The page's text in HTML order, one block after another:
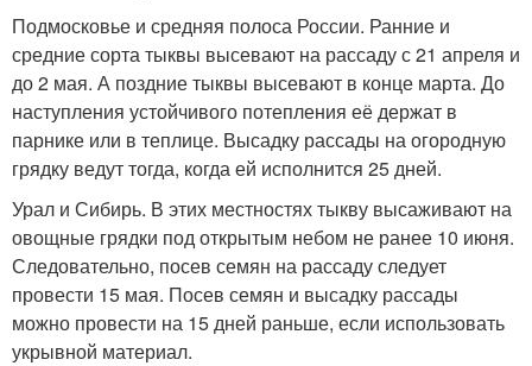
Подмосковье и средняя полоса России. Ранние и
средние сорта тыквы высевают на рассаду с 21 апреля и
до 2 мая. А поздние тыквы высевают в конце марта. До
наступления устойчивого потепления её держат в
парнике или в теплице. Высадку рассады на огородную
грядку ведут тогда, когда ей исполнится 25 дней.
Урал и Сибирь. В этих местностях тыкву высаживают на
овощные грядки под открытым небом не ранее 10 июня.
Следовательно, посев семян на рассаду следует
провести 15 мая. Посев семян и высадку рассады
можно провести на 15 дней раньше, если использовать
укрывной материал.